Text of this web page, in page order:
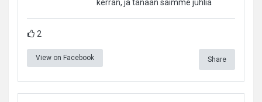
kerran, ja tänään saimme juhlia
2
View on Facebook Share